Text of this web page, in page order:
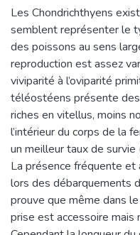
Les Chondrichthyens
semblent représenter le
des poissons au sens
reproduction est assez
viviparité à l’oviparité
téléostéens présente
riches en vitellus, moins
l’intérieur du corps de la
un meilleur taux de
La présence fréquente et
lors des débarquements
prouve que même dans
prise est accessoire mais